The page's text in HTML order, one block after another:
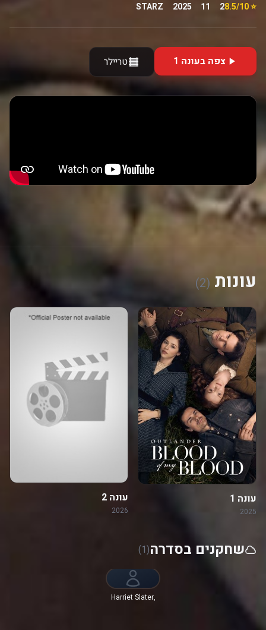
⭐ 8.5/10
2
11
2025
STARZ
צפה בעונה 1 טריילר
עונות (2)
עונה 1
2025
עונה 2
2026
שחקנים בסדרה(1)
Harriet Slater,